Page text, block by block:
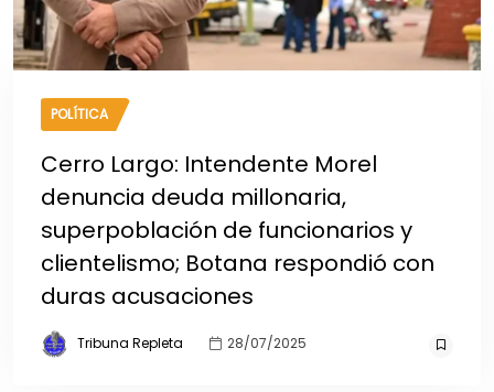
POLÍTICA
Cerro Largo: Intendente Morel
denuncia deuda millonaria,
superpoblación de funcionarios y
clientelismo; Botana respondió con
duras acusaciones
Tribuna Repleta 28/07/2025